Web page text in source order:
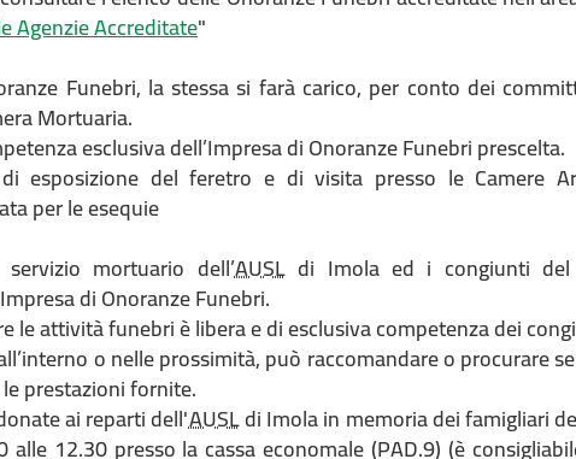
Agenzie Accreditate"
Funebri, la stessa si farà carico, per conto dei
Mortuaria.
esclusiva dell’Impresa di Onoranze Funebri prescelta.
esposizione del feretro e di visita presso le Camere
per le esequie
mortuario dell’AUSLdi Imola ed i congiunti del
di Onoranze Funebri.
le attività funebri è libera e di esclusiva competenza dei
o nelle prossimità, può raccomandare o procurare
prestazioni fornite.
ai reparti dell'AUSLdi Imola in memoria dei famigliari
12.30 presso la cassa economale (PAD.9) (è